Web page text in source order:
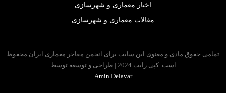
اخبار معماری و شهرسازی
مقالات معماری و شهرسازی
حقوق مادی و معنوی این سایت برای انجمن مفاخر معماری ایران محفوظ
است. کپی رایت 2024 | طراحی و توسعه توسط
Amin Delavar